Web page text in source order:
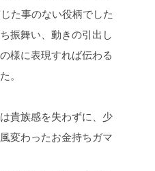
た事のない役柄でした
振舞い、動きの引出し
様に表現すれば伝わる
。
貴族感を失わずに、少
変わったお金持ちガマ